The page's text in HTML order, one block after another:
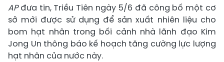
APđưa tin, Triều Tiên ngày 5/6 đã công bố một cơ
sở mới được sử dụng để sản xuất nhiên liệu cho
bom hạt nhân trong bối cảnh nhà lãnh đạo Kim
Jong Un thông báo kế hoạch tăng cường lực lượng
hạt nhân của nước này.